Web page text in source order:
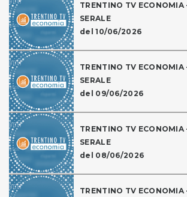
TRENTINO TV ECONOMIA
SERALE
del 10/06/2026
TRENTINO TV ECONOMIA
SERALE
del 09/06/2026
TRENTINO TV ECONOMIA
SERALE
del 08/06/2026
TRENTINO TV ECONOMIA